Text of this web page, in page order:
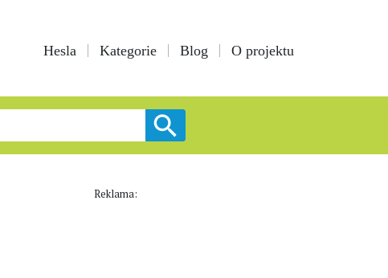
Hesla Kategorie Blog O projektu
Reklama: